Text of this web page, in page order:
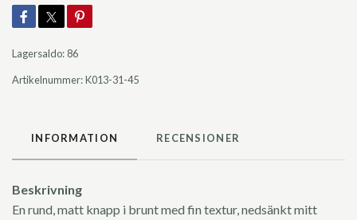
Lagersaldo: 86
Artikelnummer:K013-31-45
INFORMATION RECENSIONER
Beskrivning
En rund, matt knapp i brunt med fin textur, nedsänkt mitt